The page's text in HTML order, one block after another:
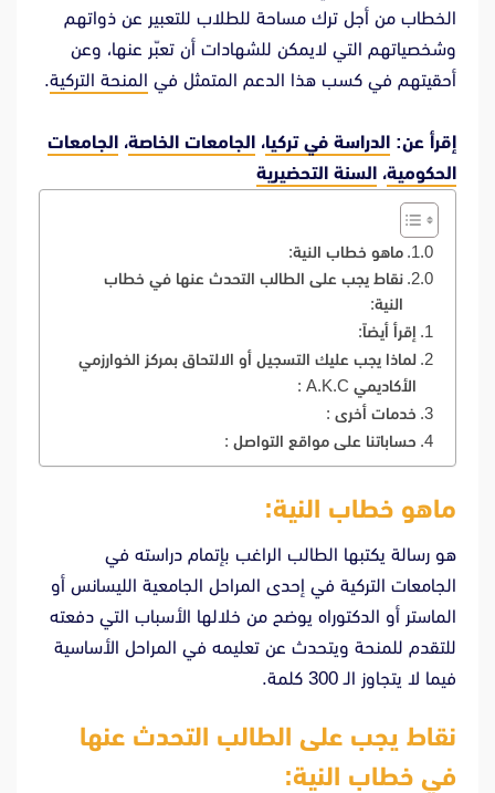
الخطاب من أجل ترك مساحة للطلاب للتعبير عن ذواتهم
وشخصياتهم التي لايمكن للشهادات أن تعبّر عنها، وعن
أحقيتهم في كسب هذا الدعم المتمثل في المنحة التركية.
إقرأ عن: الدراسة في تركيا، الجامعات الخاصة، الجامعات
الحكومية، السنة التحضيرية
ماهو خطاب النية:
نقاط يجب على الطالب التحدث عنها في خطاب
النية:
إقرأ أيضاً:
لماذا يجب عليك التسجيل أو الالتحاق بمركز الخوارزمي
الأكاديمي A.K.C :
خدمات أخرى :
حساباتنا على مواقع التواصل :
ماهو خطاب النية:
هو رسالة يكتبها الطالب الراغب بإتمام دراسته في
الجامعات التركية في إحدى المراحل الجامعية الليسانس أو
الماستر أو الدكتوراه يوضح من خلالها الأسباب التي دفعته
للتقدم للمنحة ويتحدث عن تعليمه في المراحل الأساسية
فيما لا يتجاوز الـ 300 كلمة.
نقاط يجب على الطالب التحدث عنها
في خطاب النية: